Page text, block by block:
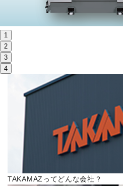
サステナビリティ
お問い合わせ
高松流技
ご利用に際して
当社のセキュリティへの取り組み
1
2
3
4
TAKAMAZってどんな会社？